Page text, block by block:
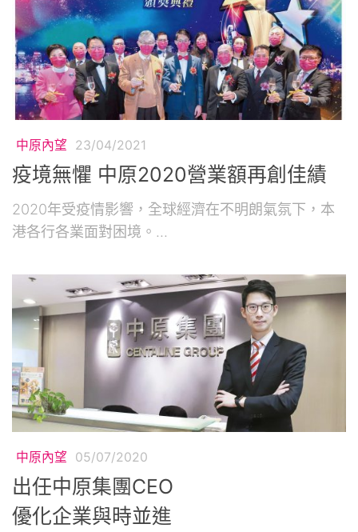
中原內望 23/04/2021
疫境無懼 中原2020營業額再創佳績
2020年受疫情影響，全球經濟在不明朗氣氛下，本
港各行各業面對困境。...
中原內望 05/07/2020
出任中原集團CEO
優化企業與時並進